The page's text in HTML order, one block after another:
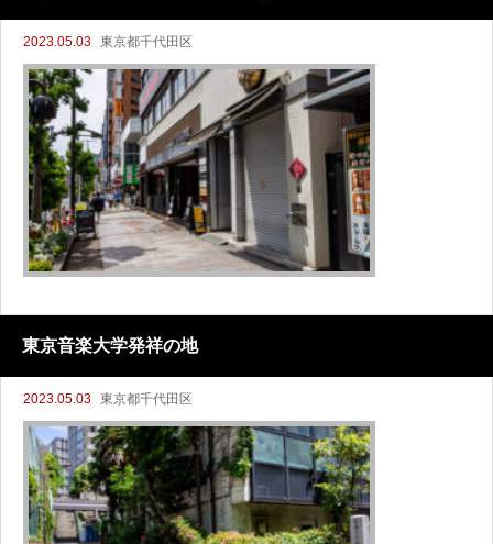
2023.05.03 東京都千代田区
東京音楽大学発祥の地
2023.05.03 東京都千代田区